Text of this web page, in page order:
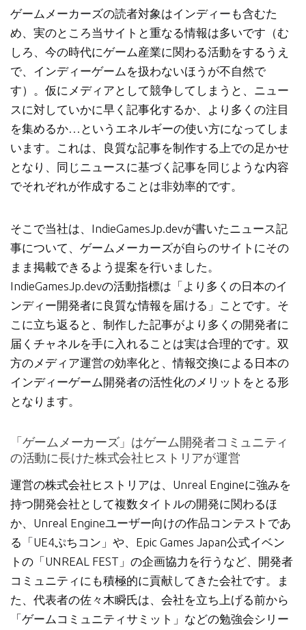
ゲームメーカーズの読者対象はインディーも含むた
め、実のところ当サイトと重なる情報は多いです（む
しろ、今の時代にゲーム産業に関わる活動をするうえ
で、インディーゲームを扱わないほうが不自然で
す）。仮にメディアとして競争してしまうと、ニュー
スに対していかに早く記事化するか、より多くの注目
を集めるか…というエネルギーの使い方になってしま
います。これは、良質な記事を制作する上での足かせ
となり、同じニュースに基づく記事を同じような内容
でそれぞれが作成することは非効率的です。
そこで当社は、IndieGamesJp.devが書いたニュース記
事について、ゲームメーカーズが自らのサイトにその
まま掲載できるよう提案を行いました。
IndieGamesJp.devの活動指標は「より多くの日本のイ
ンディー開発者に良質な情報を届ける」ことです。そ
こに立ち返ると、制作した記事がより多くの開発者に
届くチャネルを手に入れることは実は合理的です。双
方のメディア運営の効率化と、情報交換による日本の
インディーゲーム開発者の活性化のメリットをとる形
となります。
「ゲームメーカーズ」はゲーム開発者コミュニティ
の活動に長けた株式会社ヒストリアが運営
運営の株式会社ヒストリアは、Unreal Engineに強みを
持つ開発会社として複数タイトルの開発に関わるほ
か、Unreal Engineユーザー向けの作品コンテストであ
る「UE4ぷちコン」や、Epic Games Japan公式イベン
トの「UNREAL FEST」の企画協力を行うなど、開発者
コミュニティにも積極的に貢献してきた会社です。ま
た、代表者の佐々木瞬氏は、会社を立ち上げる前から
「ゲームコミュニティサミット」などの勉強会シリー